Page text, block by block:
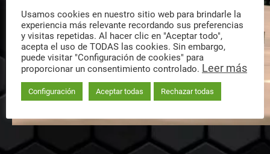
Usamos cookies en nuestro sitio web para brindarle la
experiencia más relevante recordando sus preferencias
y visitas repetidas. Al hacer clic en "Aceptar todo",
acepta el uso de TODAS las cookies. Sin embargo,
puede visitar "Configuración de cookies" para
proporcionar un consentimiento controlado. Leer más
Configuración Aceptar todas Rechazar todas